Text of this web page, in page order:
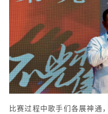
比赛过程中歌手们各展神通